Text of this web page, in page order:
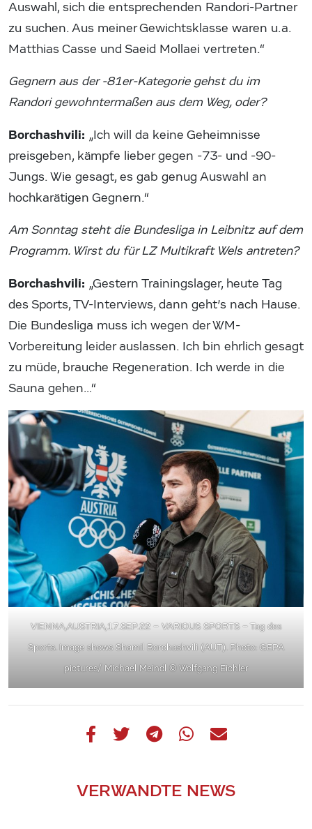
Auswahl, sich die entsprechenden Randori-Partner
zu suchen. Aus meiner Gewichtsklasse waren u.a.
Matthias Casse und Saeid Mollaei vertreten.“
Gegnern aus der -81er-Kategorie gehst du im
Randori gewohntermaßen aus dem Weg, oder?
Borchashvili: „Ich will da keine Geheimnisse
preisgeben, kämpfe lieber gegen -73- und -90-
Jungs. Wie gesagt, es gab genug Auswahl an
hochkarätigen Gegnern.“
Am Sonntag steht die Bundesliga in Leibnitz auf dem
Programm. Wirst du für LZ Multikraft Wels antreten?
Borchashvili: „Gestern Trainingslager, heute Tag
des Sports, TV-Interviews, dann geht’s nach Hause.
Die Bundesliga muss ich wegen der WM-
Vorbereitung leider auslassen. Ich bin ehrlich gesagt
zu müde, brauche Regeneration. Ich werde in die
Sauna gehen…“
VIENNA,AUSTRIA,17.SEP.22 – VARIOUS SPORTS – Tag des
Sports. Image shows Shamil Borchashvili (AUT). Photo: GEPA
pictures/ Michael Meindl © Wolfgang Eichler
VERWANDTE NEWS